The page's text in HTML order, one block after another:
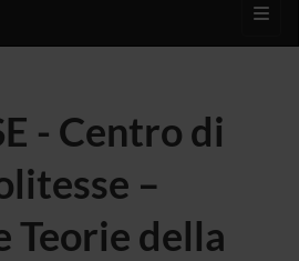
- Centro di
–
Teorie della